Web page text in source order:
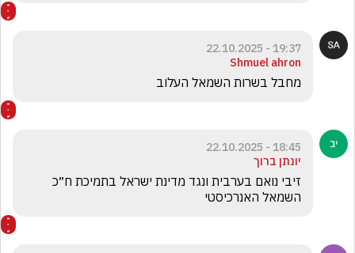
19:37 - 22.10.2025
Shmuel ahron
מחבל בשרות השמאל העלוב
18:45 - 22.10.2025
יונתן ברוך
השמאל האנרכיסטי